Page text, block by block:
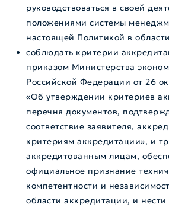
руководствоваться в своей
положениями системы
настоящей Политикой в
соблюдать критерии
приказом Министерства
Российской Федерации от 26
«Об утверждении критериев
перечня документов,
соответствие заявителя,
критериям аккредитации», и
аккредитованным лицам,
официальное признание
компетентности и
области аккредитации, и нести